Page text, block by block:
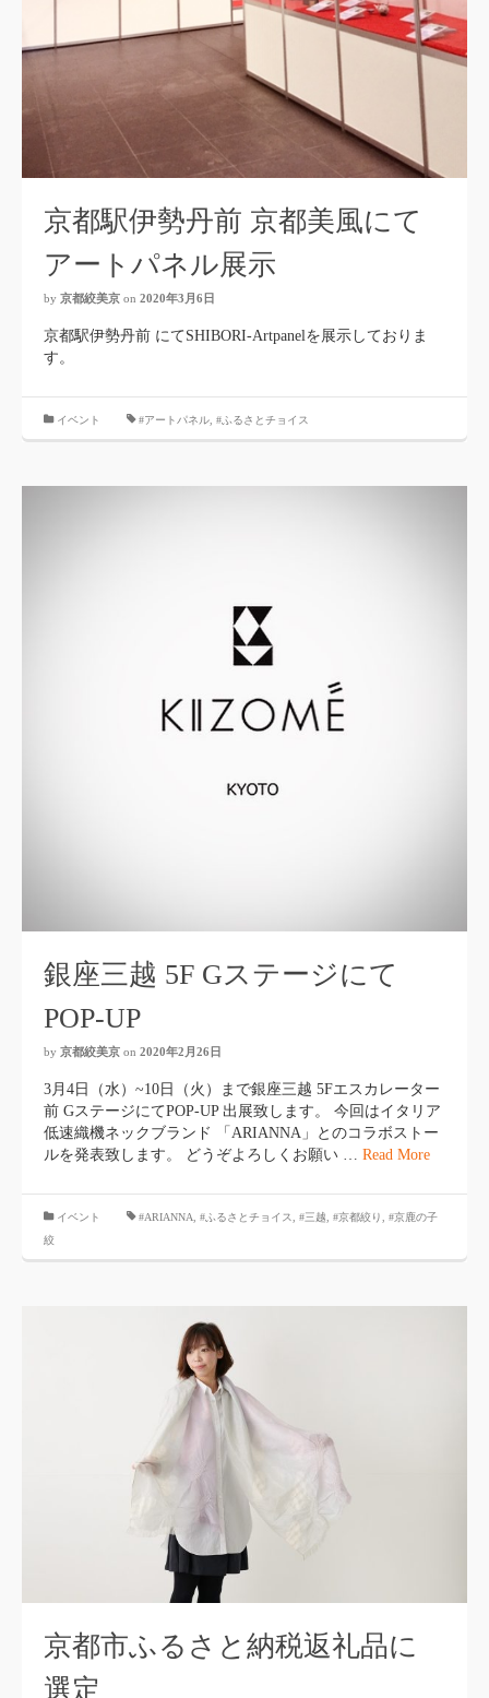
京都駅伊勢丹前 京都美風にて
アートパネル展示
by 京都絞美京 on 2020年3月6日
京都駅伊勢丹前 にてSHIBORI-Artpanelを展示しておりま
す。
イベント #アートパネル #ふるさとチョイス
銀座三越 5F Gステージにて
POP-UP
by 京都絞美京 on 2020年2月26日
3月4日（水）~10日（火）まで銀座三越 5Fエスカレーター
前 GステージにてPOP-UP 出展致します。 今回はイタリア
低速織機ネックブランド 「ARIANNA」とのコラボストー
ルを発表致します。 どうぞよろしくお願い … Read More
イベント #ARIANNA #ふるさとチョイス #三越 #京都絞り
#京鹿の子
絞
京都市ふるさと納税返礼品に
選定